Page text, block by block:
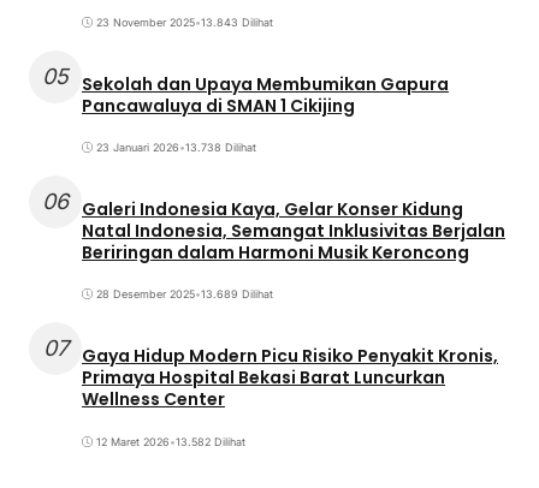
23 November 2025•13.843 Dilihat
05 Sekolah dan Upaya Membumikan Gapura
Pancawaluya di SMAN 1 Cikijing
23 Januari 2026•13.738 Dilihat
06 Galeri Indonesia Kaya, Gelar Konser Kidung
Natal Indonesia, Semangat Inklusivitas Berjalan
Beriringan dalam Harmoni Musik Keroncong
28 Desember 2025•13.689 Dilihat
07
Gaya Hidup Modern Picu Risiko Penyakit Kronis,
Primaya Hospital Bekasi Barat Luncurkan
Wellness Center
12 Maret 2026•13.582 Dilihat